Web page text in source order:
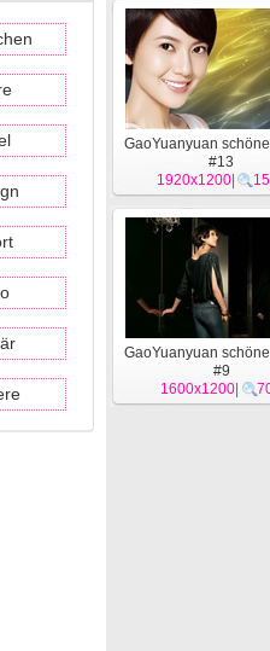
GaoYuanyuan
#13
1920x1200
GaoYuanyuan
#9
1600x1200